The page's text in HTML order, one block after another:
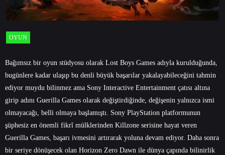
OYUN
Bağımsız bir oyun stüdyosu olarak Lost Boys Games adıyla kurulduğunda,
bugünlere kadar ulaşıp bu denli büyük başarılar yakalayabileceğini tahmin
ediyor muydu bilinmez ama Sony Interactive Entertainment çatısı altına
girip adını Guerilla Games olarak değiştirdiğinde, değişenin yalnızca ismi
olmayacağı, belli olmaya başlamıştı. Sony PlayStation platformunun
şüphesiz en önemli fikrî mülklerinden Killzone serisine hayat veren
Guerilla Games, başarı ivmesini artırarak yoluna devam ediyor. Daha sonra
bir seriye dönüşecek olan Horizon Zero Dawn ile dünya çapında bilinirlik